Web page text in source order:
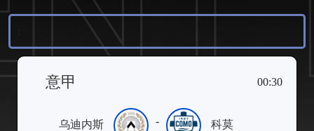
意甲 00:30
乌迪内斯 - 科莫